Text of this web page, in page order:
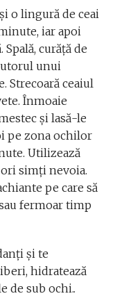
o lingură de ceai
iar apoi
Spală, curăță de
unui
ceaiul
Înmoaie
și lasă-le
pe zona ochilor
Utilizează
ori simți nevoia.
pe care să
fermoar timp
și te
hidratează
de sub ochi..